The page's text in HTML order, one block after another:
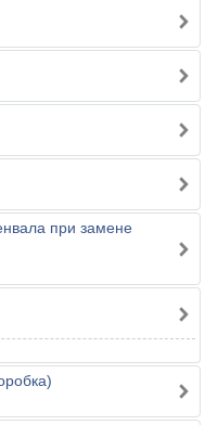
при замене